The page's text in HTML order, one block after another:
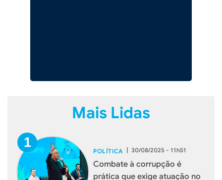
Mais Lidas
POLÍTICA | 30/08/2025 - 11h51
Combate à corrupção é
prática que exige atuação no